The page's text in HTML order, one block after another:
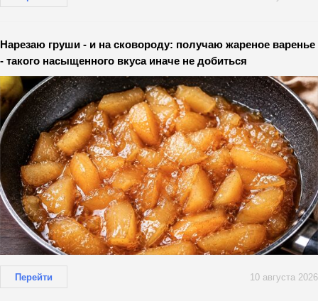
Нарезаю груши - и на сковороду: получаю жареное варенье
- такого насыщенного вкуса иначе не добиться
Перейти 10 августа 2026